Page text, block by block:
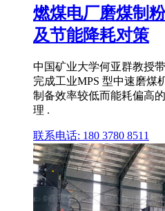
燃煤电厂磨煤制
及节能降耗对策
中国矿业大学何亚群教授
完成工业MPS 型中速磨煤
制备效率较低而能耗偏高
理 .
联系电话: 180 3780 8511